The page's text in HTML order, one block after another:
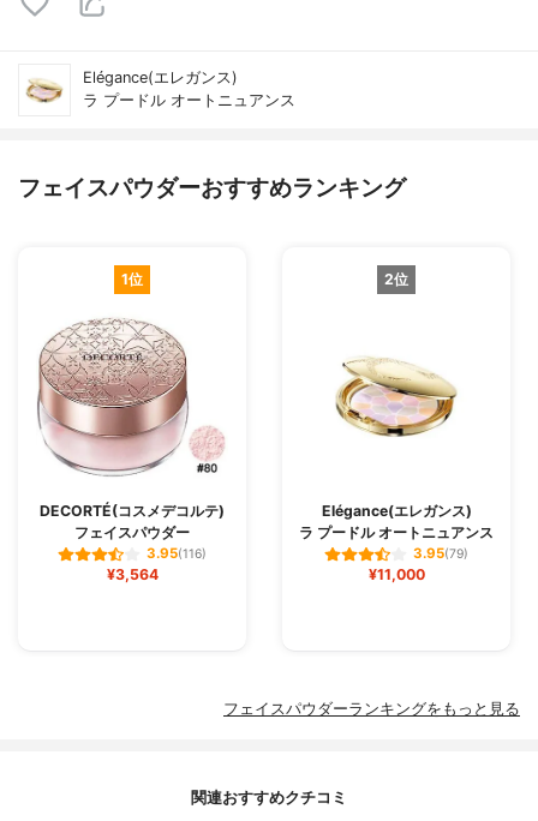
Elégance(エレガンス)
ラ プードル オートニュアンス
フェイスパウダーおすすめランキング
1位
DECORTÉ(コスメデコルテ)
フェイスパウダー
3.95(116)
¥3,564
2位
Elégance(エレガンス)
ラ プードル オートニュアンス
3.95(79)
¥11,000
フェイスパウダーランキングをもっと見る
関連おすすめクチコミ